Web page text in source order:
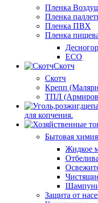
Пленка
Пленка
Пленка ПВХ
Пленка
ECO
Скотч
Скотч
Крепп
ТПЛ
для копчения.
Бытовая химия
Жидкое
Защита от